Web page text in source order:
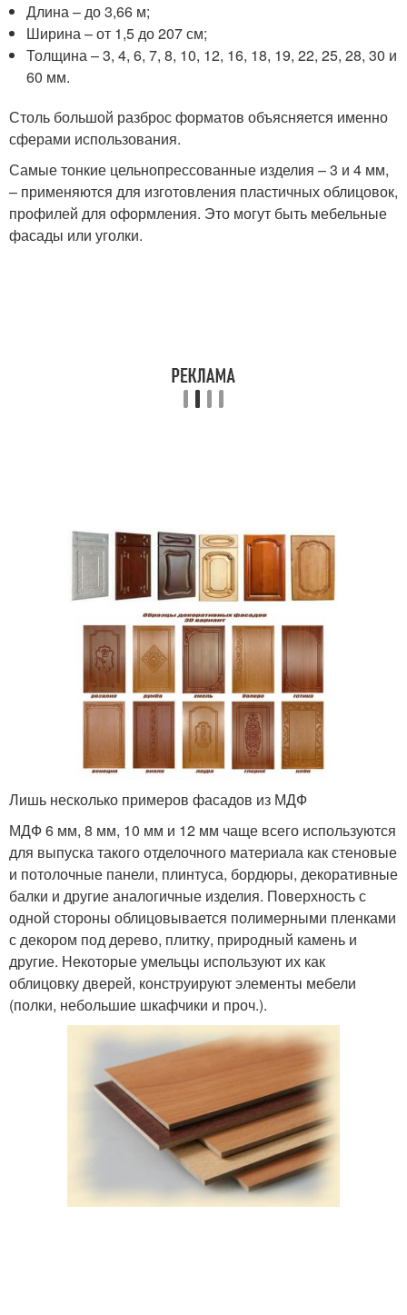
Длина – до 3,66 м;
Ширина – от 1,5 до 207 см;
Толщина – 3, 4, 6, 7, 8, 10, 12, 16, 18, 19, 22, 25, 28, 30 и
60 мм.
Столь большой разброс форматов объясняется именно
сферами использования.
Самые тонкие цельнопрессованные изделия – 3 и 4 мм,
– применяются для изготовления пластичных облицовок,
профилей для оформления. Это могут быть мебельные
фасады или уголки.
Лишь несколько примеров фасадов из МДФ
МДФ 6 мм, 8 мм, 10 мм и 12 мм чаще всего используются
для выпуска такого отделочного материала как стеновые
и потолочные панели, плинтуса, бордюры, декоративные
балки и другие аналогичные изделия. Поверхность с
одной стороны облицовывается полимерными пленками
с декором под дерево, плитку, природный камень и
другие. Некоторые умельцы используют их как
облицовку дверей, конструируют элементы мебели
(полки, небольшие шкафчики и проч.).